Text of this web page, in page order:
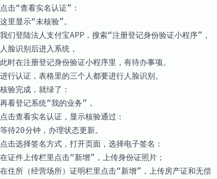
点击“查看实名认证”：
这里显示“未核验”。
我们登陆法人支付宝APP，搜索“注册登记身份验证小程序”，
人脸识别后进入系统，
此时在注册登记身份验证小程序里，有待办事项。
进行认证，表格里的三个人都要进行人脸识别。
核验完成，就绿了：
再看登记系统“我的业务”，
点击查看实名认证，显示核验通过：
等待20分钟，办理状态更新。
点击选择签名方式，打开页面，选择电子签名：
在证件上传栏里点击“新增”，上传身份证照片；
在住所（经营场所）证明栏里点击“新增”，上传房产证和无偿